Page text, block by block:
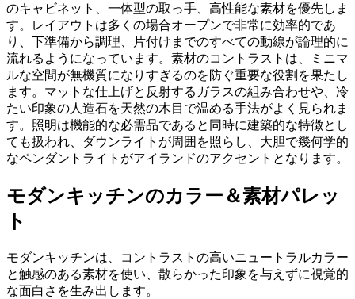
のキャビネット、一体型の取っ手、高性能な素材を優先しま
す。レイアウトは多くの場合オープンで非常に効率的であ
り、下準備から調理、片付けまでのすべての動線が論理的に
流れるようになっています。素材のコントラストは、ミニマ
ルな空間が無機質になりすぎるのを防ぐ重要な役割を果たし
ます。マットな仕上げと反射するガラスの組み合わせや、冷
たい印象の人造石を天然の木目で温める手法がよく見られま
す。照明は機能的な必需品であると同時に建築的な特徴とし
ても扱われ、ダウンライトが周囲を照らし、大胆で幾何学的
なペンダントライトがアイランドのアクセントとなります。
モダンキッチンのカラー＆素材パレッ
ト
モダンキッチンは、コントラストの高いニュートラルカラー
と触感のある素材を使い、散らかった印象を与えずに視覚的
な面白さを生み出します。